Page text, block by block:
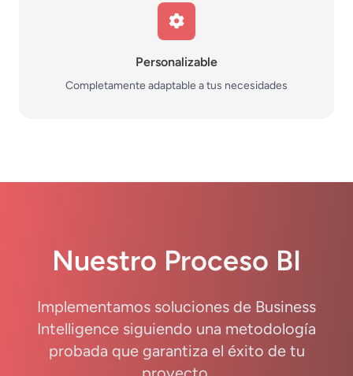
Personalizable
Completamente adaptable a tus necesidades
Nuestro Proceso BI
Implementamos soluciones de Business
Intelligence siguiendo una metodología
probada que garantiza el éxito de tu